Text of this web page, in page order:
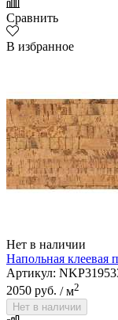
Сравнить
В избранное
Нет в наличии
Напольная клеевая
Артикул:
2050 руб. / м2
Нет в наличии